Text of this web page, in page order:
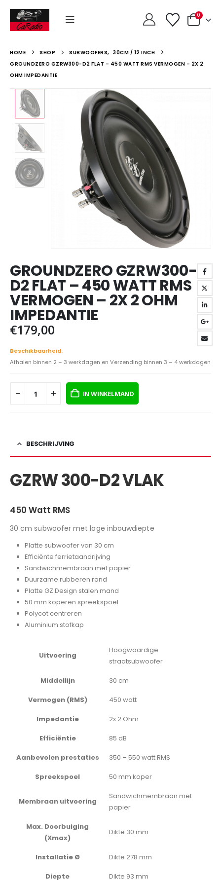
0
HOME SHOP SUBWOOFERS, 30CM / 12 INCH
GROUNDZERO GZRW300-D2 FLAT – 450 WATT RMS VERMOGEN – 2X 2
OHM IMPEDANTIE
GROUNDZERO GZRW300-
D2 FLAT – 450 WATT RMS
VERMOGEN – 2X 2 OHM
IMPEDANTIE
€179,00
Beschikbaarheid:
Afhalen binnen 2 – 3 werkdagen en Verzending binnen 3 – 4 werkdagen
IN WINKELMAND
BESCHRIJVING
GZRW 300-D2 VLAK
450 Watt RMS
30 cm subwoofer met lage inbouwdiepte
Platte subwoofer van 30 cm
Efficiënte ferrietaandrijving
Sandwichmembraan met papier
Duurzame rubberen rand
Platte GZ Design stalen mand
50 mm koperen spreekspoel
Polycot centreren
Aluminium stofkap
Uitvoering
Hoogwaardige
straatsubwoofer
Middellijn 30 cm
Vermogen (RMS) 450 watt
Impedantie 2x 2 Ohm
Efficiëntie 85 dB
Aanbevolen prestaties 350 – 550 watt RMS
Spreekspoel 50 mm koper
Membraan uitvoering
Sandwichmembraan met
papier
Max. Doorbuiging
(Xmax)
Dikte 30 mm
Installatie Ø Dikte 278 mm
Diepte Dikte 93 mm